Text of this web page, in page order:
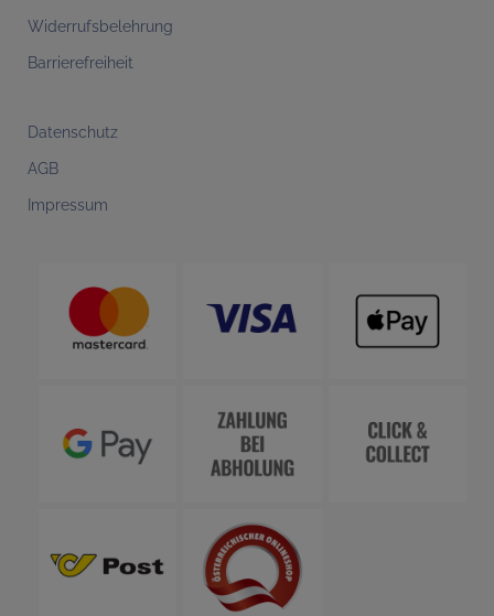
Widerrufsbelehrung
Barrierefreiheit
Datenschutz
AGB
Impressum